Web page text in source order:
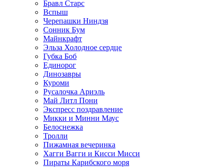
Бравл Старс
Вспыш
Черепашки Ниндзя
Сонник Бум
Майнкрафт
Эльза Холодное сердце
Губка Боб
Единорог
Динозавры
Куроми
Русалочка Ариэль
Май Литл Пони
Экспресс поздравление
Микки и Минни Маус
Белоснежка
Тролли
Пижамная вечеринка
Хагги Вагги и Кисси Мисси
Пираты Карибского моря